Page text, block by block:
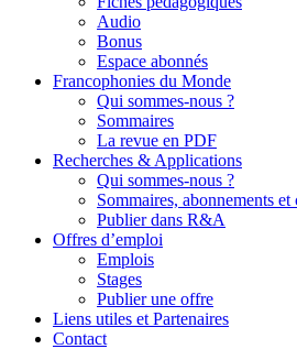
Audio
Bonus
Espace abonnés
Francophonies du Monde
Qui sommes-nous ?
Sommaires
La revue en PDF
Recherches & Applications
Qui sommes-nous ?
Sommaires, abonnements et
Publier dans R&A
Offres d’emploi
Emplois
Stages
Publier une offre
Liens utiles et Partenaires
Contact